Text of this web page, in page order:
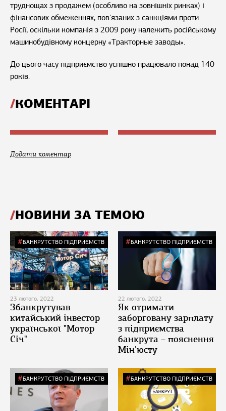
труднощах з продажем (особливо на зовнішніх ринках) і
фінансових обмеженнях, пов'язаних з санкціями проти
Росії, оскільки компанія з 2009 року належить російському
машинобудівному концерну «Тракторные заводы».
До цього часу підприємство успішно працювало понад 140
років.
КОМЕНТАРІ
Додати коментар
НОВИНИ ЗА ТЕМОЮ
БАНКРУТСТВО ПІДПРИЄМСТВ
23 лютого, 2022
Збанкрутував
китайський інвестор
української "Мотор
Січ"
БАНКРУТСТВО ПІДПРИЄМСТВ
22 лютого, 2022
Як отримати
заборговану зарплату
з підприємства
банкрута – пояснення
Мін'юсту
БАНКРУТСТВО ПІДПРИЄМСТВ БАНКРУТСТВО ПІДПРИЄМСТВ